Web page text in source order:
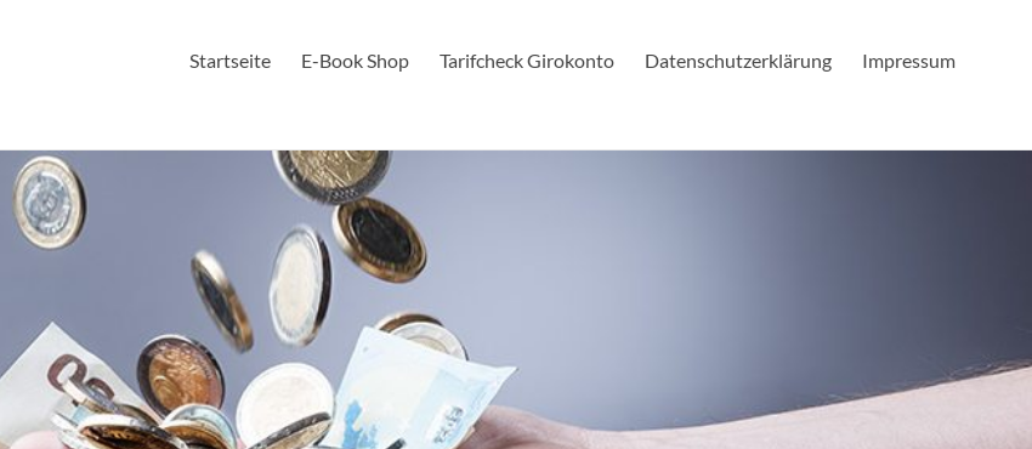
Startseite E-Book Shop Tarifcheck Girokonto Datenschutzerklärung Impressum